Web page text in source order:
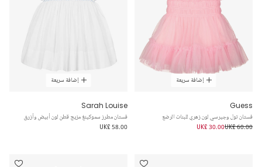
إضافة سريعة
Guess
فستان تول وجيرسي لون زهري للبنات الرضع
UK£ 60.00
UK£ 30.00
إضافة سريعة
Sarah Louise
فستان مطرز سموكينغ مزيج قطن لون أبيض وأزرق
UK£ 58.00